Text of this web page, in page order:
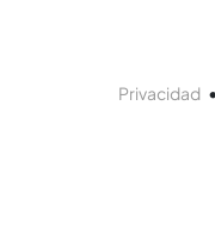
Privacidad•